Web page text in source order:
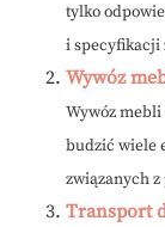
tylko
i specyfikacji
Wywóz
Wywóz
budzić wiele
związanych
Transport